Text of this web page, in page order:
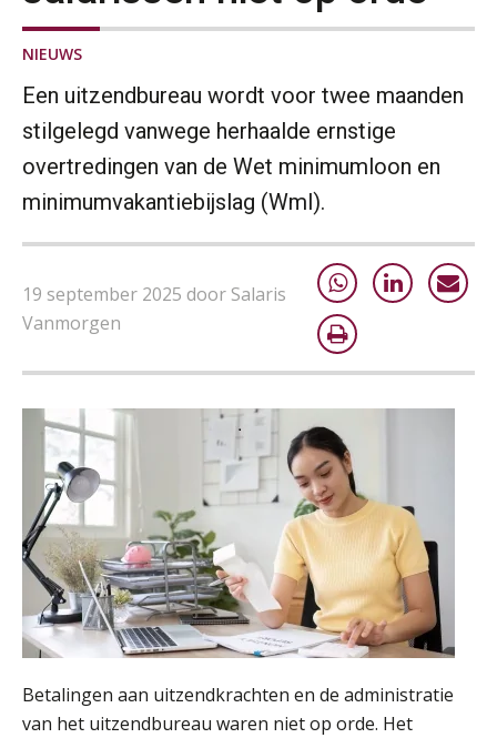
NIEUWS
Een uitzendbureau wordt voor twee maanden
stilgelegd vanwege herhaalde ernstige
overtredingen van de Wet minimumloon en
minimumvakantiebijslag (Wml).
19 september 2025 door Salaris
Vanmorgen
Betalingen aan uitzendkrachten en de administratie
van het uitzendbureau waren niet op orde. Het
AUG
MOCuitgevers
AUG
MOCuitgevers
25
Summercourse Werkkostenregeling
25
Online Opleiding Praktijkdiploma Loonadministratie (PDL)
26
AUG
Opfriscursus PDL (NIRPA PE)
Markus Verbeek Praehep
26
AUG
Summercourse Impact en invloed van AI op de salarisverwerking (basis)
MOCuitgevers
27
AUG
Summercourse Impact en invloed van AI op de salarisverwerking (verdieping)
MOCuitgevers
28
AUG
Online Vakopleiding Payroll Services (VPS)
MOCuitgevers